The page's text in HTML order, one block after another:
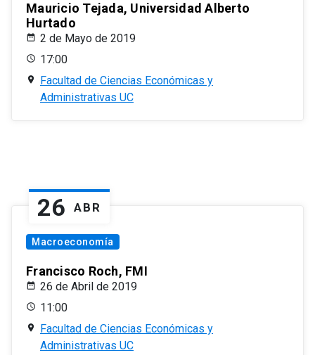
Mauricio Tejada, Universidad Alberto
Hurtado
2 de Mayo de 2019
17:00
Facultad de Ciencias Económicas y
Administrativas UC
26 ABR
Macroeconomía
Francisco Roch, FMI
26 de Abril de 2019
11:00
Facultad de Ciencias Económicas y
Administrativas UC